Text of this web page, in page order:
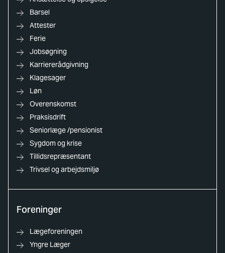
Barsel
Attester
Ferie
Jobsøgning
Karriererådgivning
Klagesager
Løn
Overenskomst
Praksisdrift
Seniorlæge /pensionist
Sygdom og krise
Tillidsrepræsentant
Trivsel og arbejdsmiljø
Foreninger
Lægeforeningen
Yngre Læger